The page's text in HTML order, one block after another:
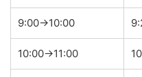
9:00→10:00
10:00→11:00